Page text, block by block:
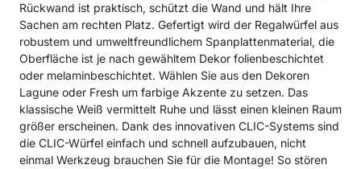
Rückwand ist praktisch, schützt die Wand und hält Ihre
Sachen am rechten Platz. Gefertigt wird der Regalwürfel aus
robustem und umweltfreundlichem Spanplattenmaterial, die
Oberfläche ist je nach gewähltem Dekor folienbeschichtet
oder melaminbeschichtet. Wählen Sie aus den Dekoren
Lagune oder Fresh um farbige Akzente zu setzen. Das
klassische Weiß vermittelt Ruhe und lässt einen kleinen Raum
größer erscheinen. Dank des innovativen CLIC-Systems sind
die CLIC-Würfel einfach und schnell aufzubauen, nicht
einmal Werkzeug brauchen Sie für die Montage! So stören